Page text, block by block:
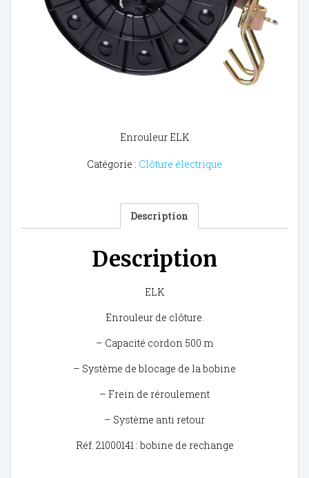
Enrouleur ELK
Catégorie : Clôture électrique
Description
Description
ELK
Enrouleur de clôture.
– Capacité cordon 500 m
– Système de blocage de la bobine
– Frein de réroulement
– Système anti retour
Réf. 21000141 : bobine de rechange